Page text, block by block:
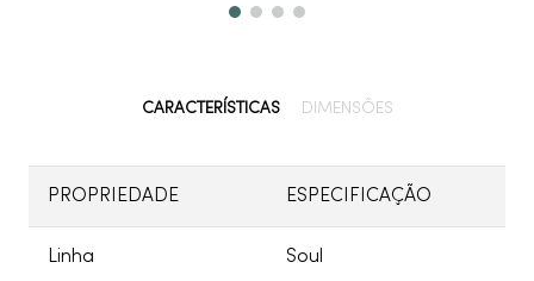
CARACTERÍSTICAS DIMENSÕES
PROPRIEDADE ESPECIFICAÇÃO
Linha Soul